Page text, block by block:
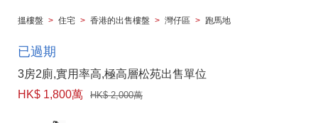
搵樓盤 > 住宅 > 香港的出售樓盤 > 灣仔區 > 跑馬地
已過期
3房2廁,實用率高,極高層松苑出售單位
HK$ 1,800萬
HK$ 2,000萬